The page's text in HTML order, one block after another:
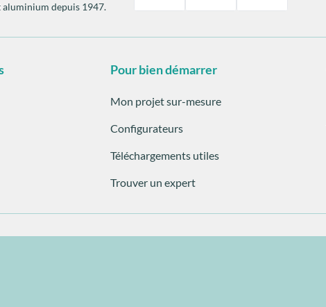
aluminium depuis 1947.
Pour bien démarrer
Mon projet sur-mesure
Configurateurs
Téléchargements utiles
Trouver un expert